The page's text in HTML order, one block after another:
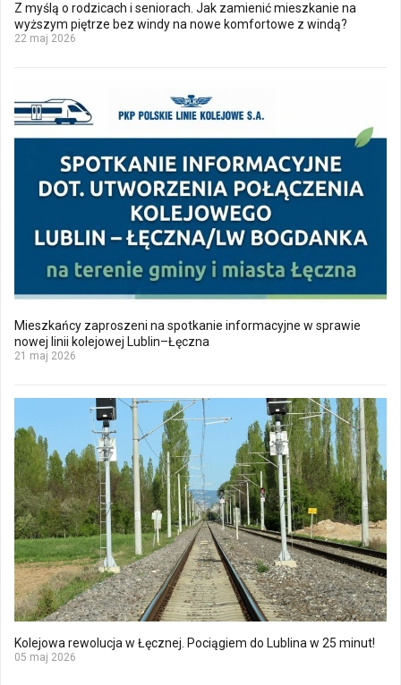
Z myślą o rodzicach i seniorach. Jak zamienić mieszkanie na
wyższym piętrze bez windy na nowe komfortowe z windą?
22 maj 2026
Mieszkańcy zaproszeni na spotkanie informacyjne w sprawie
nowej linii kolejowej Lublin–Łęczna
21 maj 2026
Kolejowa rewolucja w Łęcznej. Pociągiem do Lublina w 25 minut!
05 maj 2026